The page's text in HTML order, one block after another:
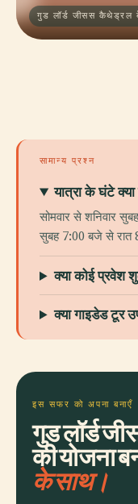
गुड लॉर्ड जीसस कैथेड्रल
सामान्य प्रश्न
यात्रा के घंटे
सोमवार से शनिवार
सुबह 7:00 बजे से
क्या कोई प्रवेश
क्या गाइडेड टूर
इस सफर को अपना बनाएँ
गुड लॉर्ड
की योजना
के साथ।